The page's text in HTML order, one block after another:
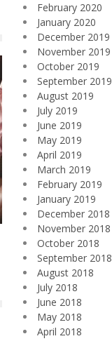
February 2020
January 2020
December 2019
November 2019
October 2019
September 2019
August 2019
July 2019
June 2019
May 2019
April 2019
March 2019
February 2019
January 2019
December 2018
November 2018
October 2018
September 2018
August 2018
July 2018
June 2018
May 2018
April 2018